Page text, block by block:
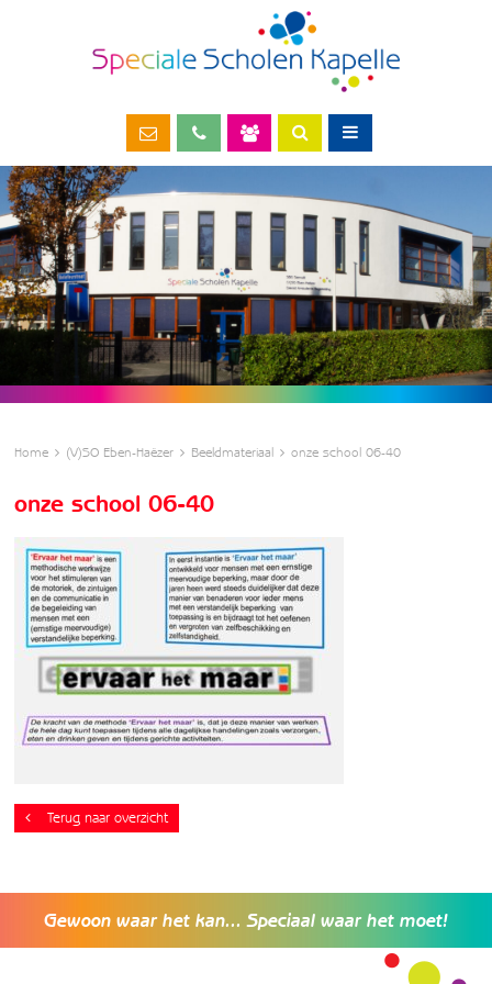
Home (V)SO Eben-Haëzer Beeldmateriaal onze school 06-40
onze school 06-40
Terug naar overzicht
Gewoon waar het kan... Speciaal waar het moet!